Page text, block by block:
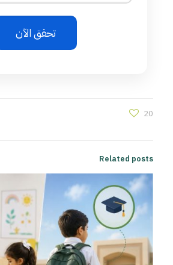
تحقق الآن
20
Related posts